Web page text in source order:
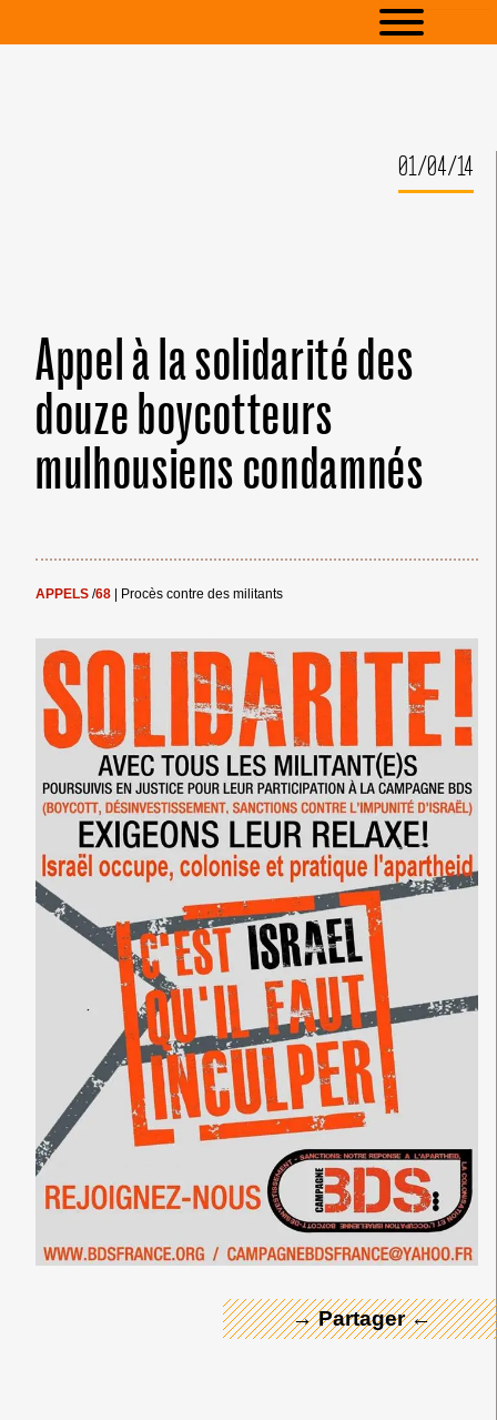
01/04/14
Appel à la solidarité des
douze boycotteurs
mulhousiens condamnés
APPELS /68 Procès contre des militants
→ Partager ←
← Merci ! →